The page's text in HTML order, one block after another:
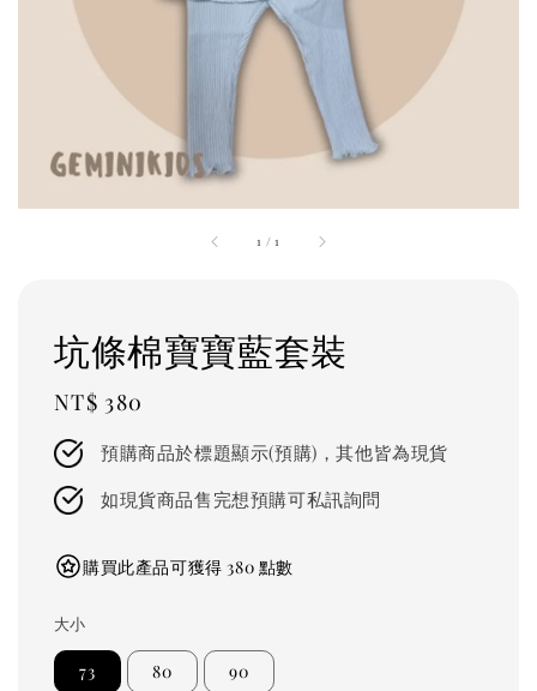
1 /1
坑條棉寶寶藍套裝
Regular
price
NT$ 380
預購商品於標題顯示(預購)，其他皆為現貨
如現貨商品售完想預購可私訊詢問
購買此產品可獲得 380 點數
大小
73 80 90